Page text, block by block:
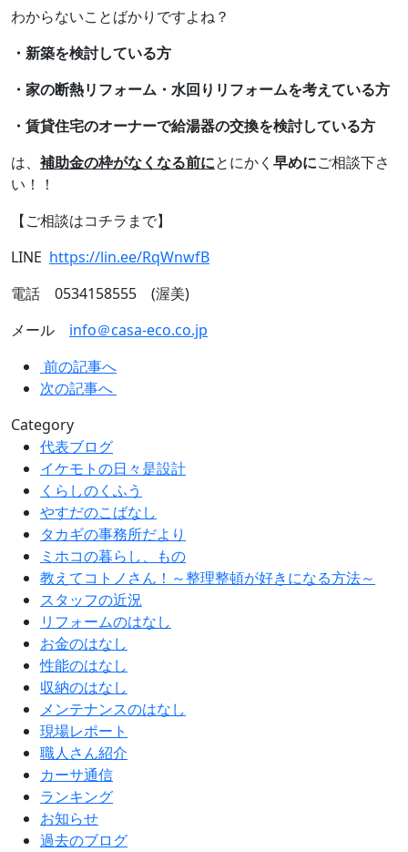
わからないことばかりですよね？
・新築を検討している方
・家の断熱リフォーム・水回りリフォームを考えている方
・賃貸住宅のオーナーで給湯器の交換を検討している方
は、 補助金の枠がなくなる前にとにかく 早めにご相談下さ
い！！
【ご相談はコチラまで】
LINE https://lin.ee/RqWnwfB
電話 0534158555 (渥美)
メール info＠casa-eco.co.jp
前の記事へ
次の記事へ
Category
代表ブログ
イケモトの日々是設計
くらしのくふう
やすだのこばなし
タカギの事務所だより
ミホコの暮らし、もの
教えてコトノさん！～整理整頓が好きになる方法～
スタッフの近況
リフォームのはなし
お金のはなし
性能のはなし
収納のはなし
メンテナンスのはなし
現場レポート
職人さん紹介
カーサ通信
ランキング
お知らせ
過去のブログ